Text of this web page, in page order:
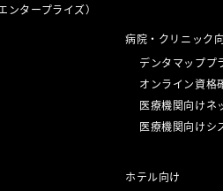
タープライズ）
病院・クリニック
デンタマッププ
オンライン資格
医療機関向けネ
医療機関向けシ
ホテル向け